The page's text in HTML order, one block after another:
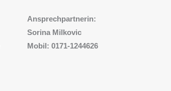
Ansprechpartnerin:
Sorina Milkovic
Mobil: 0171-1244626